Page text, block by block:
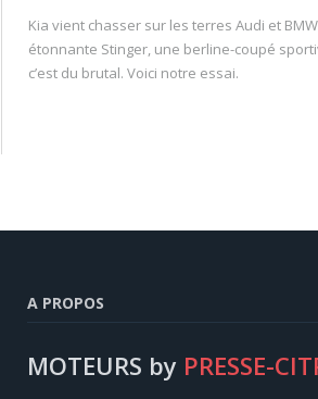
Kia vient chasser sur les terres Audi et
étonnante Stinger, une berline-coupé
c’est du brutal. Voici notre essai.
A PROPOS
MOTEURS by PRESSE-